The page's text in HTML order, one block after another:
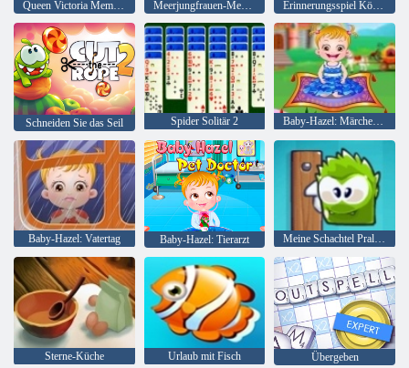
Queen Victoria Memory Match Meerjungfrauen-Memory-Match Erinnerungsspiel Königin Nofretete
Schneiden Sie das Seil Spider Solitär 2 Baby-Hazel: Märchenland
Baby-Hazel: Vatertag Baby-Hazel: Tierarzt Meine Schachtel Pralinen
Sterne-Küche Urlaub mit Fisch
Übergeben